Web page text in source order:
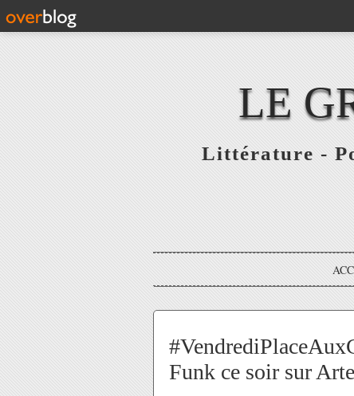
LE
Littérature -
Funk ce soir sur